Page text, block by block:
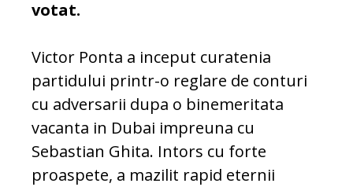
votat.
Victor Ponta a inceput curatenia
partidului printr-o reglare de conturi
cu adversarii dupa o binemeritata
vacanta in Dubai impreuna cu
Sebastian Ghita. Intors cu forte
proaspete, a mazilit rapid eternii